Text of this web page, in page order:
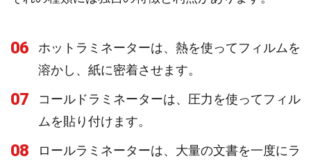
06
ホットラミネーターは、熱を使ってフィルムを
溶かし、紙に密着させます。
07
コールドラミネーターは、圧力を使ってフィル
ムを貼り付けます。
08
ロールラミネーターは、大量の文書を一度にラ